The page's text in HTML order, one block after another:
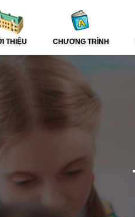
THIỆU CHƯƠNG TRÌNH